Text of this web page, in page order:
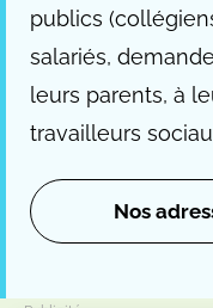
publics
salariés,
leurs parents, à
travailleurs
Nos